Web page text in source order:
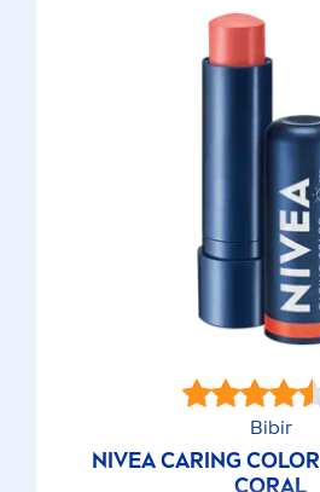
Bibir
NIVEACARINGCOLOR
CORAL